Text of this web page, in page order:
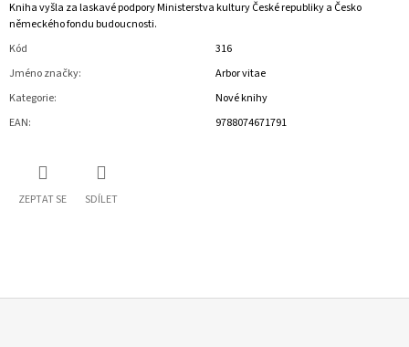
Kniha vyšla za laskavé podpory Ministerstva kultury České republiky a Česko
německého fondu budoucnosti.
Kód
316
Jméno značky:
Arbor vitae
Kategorie:
Nové knihy
EAN: 9788074671791
ZEPTAT SE SDÍLET